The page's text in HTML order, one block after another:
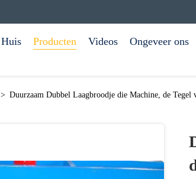
Huis Producten Videos Ongeveer ons
> Duurzaam Dubbel Laagbroodje die Machine, de